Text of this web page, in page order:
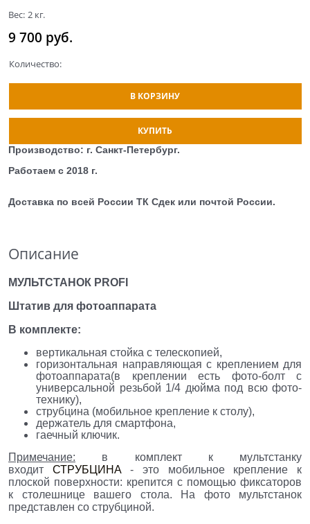
Вес: 2 кг.
9 700 руб.
Количество:
В КОРЗИНУ
КУПИТЬ
Производство: г. Санкт-Петербург.
Работаем с 2018 г.
Доставка по всей России ТК Сдек или почтой России.
Описание
МУЛЬТСТАНОК PROFI
Штатив для фотоаппарата
В комплекте:
вертикальная стойка с телескопией,
горизонтальная направляющая с креплением для
фотоаппарата(в креплении есть фото-болт с
универсальной резьбой 1/4 дюйма под всю фото-
технику),
струбцина (мобильное крепление к столу),
держатель для смартфона,
гаечный ключик.
Примечание: в комплект к мультстанку
входит СТРУБЦИНА- это мобильное крепление к
плоской поверхности: крепится с помощью фиксаторов
к столешнице вашего стола. На фото мультстанок
представлен со струбциной.